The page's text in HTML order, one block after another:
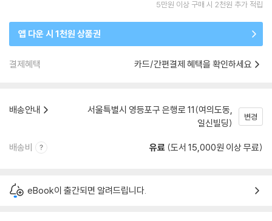
5만원 이상 구매 시 2천원 추가 적립
앱 다운 시 1천원 상품권
결제혜택 카드/간편결제 혜택을 확인하세요
배송안내
서울특별시 영등포구 은행로 11(여의도동,
일신빌딩)
변경
배송비 유료 (도서 15,000원 이상 무료)
eBook이 출간되면 알려드립니다.